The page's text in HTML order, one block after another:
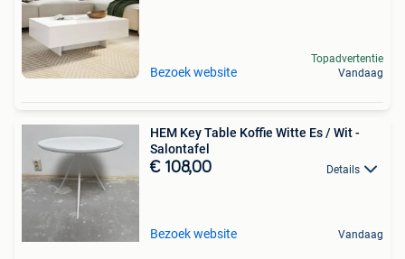
Bezoek website
Topadvertentie
Vandaag
HEM Key Table Koffie Witte Es / Wit -
Salontafel
€ 108,00 Details
Bezoek website Vandaag